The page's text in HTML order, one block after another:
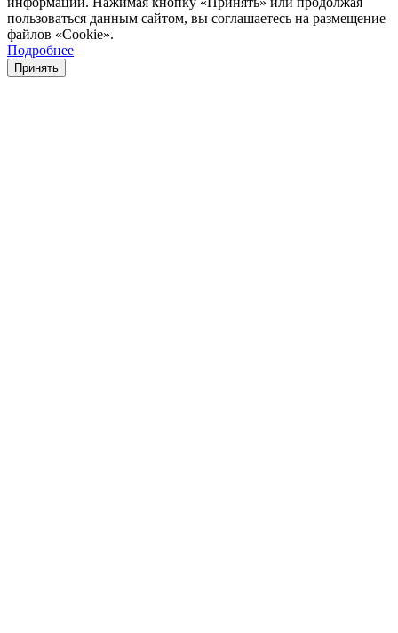
пользоваться данным сайтом, вы соглашаетесь на размещение
файлов «Cookie».
Подробнее
Принять